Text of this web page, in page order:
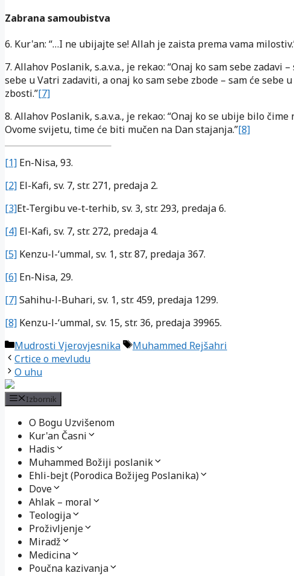
Zabrana samoubistva
6. Kur'an: “…I ne ubijajte se! Allah je zaista prema vama
7. Allahov Poslanik, s.a.v.a., je rekao: “Onaj ko sam sebe zadavi –
sebe u Vatri zadaviti, a onaj ko sam sebe zbode – sam će sebe
zbosti.”[7]
8. Allahov Poslanik, s.a.v.a., je rekao: “Onaj ko se ubije bilo čime
Ovome svijetu, time će biti mučen na Dan stajanja.”[8]
[1] En-Nisa, 93.
[2] El-Kafi, sv. 7, str. 271, predaja 2.
[3]Et-Tergibu ve-t-terhib, sv. 3, str. 293, predaja 6.
[4] El-Kafi, sv. 7, str. 272, predaja 4.
[5] Kenzu-l-‘ummal, sv. 1, str. 87, predaja 367.
[6] En-Nisa, 29.
[7]Sahihu-l-Buhari, sv. 1, str. 459, predaja 1299.
[8] Kenzu-l-‘ummal, sv. 15, str. 36, predaja 39965.
Kategorije
Mudrosti Vjerovjesnika Oznake
Muhammed Rejšahri
Crtice o mevludu
O uhu
Izbornik
O Bogu Uzvišenom
Kur'an Časni
Hadis
Muhammed Božiji poslanik
Ehli-bejt (Porodica Božijeg Poslanika)
Dove
Ahlak – moral
Teologija
Proživljenje
Miradž
Medicina
Poučna kazivanja